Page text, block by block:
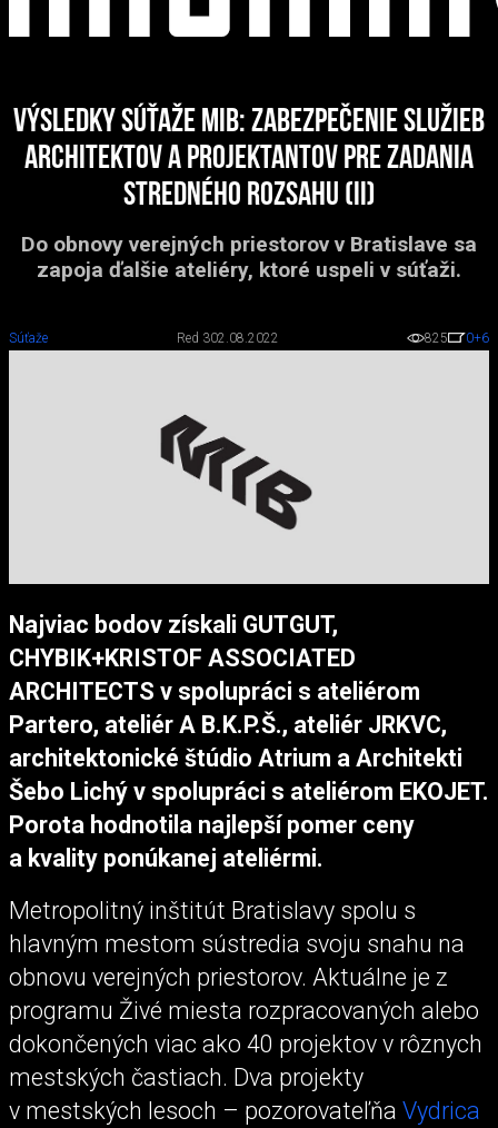
Výsledky súťaže MIB: Zabezpečenie služieb
architektov a projektantov pre zadania
stredného rozsahu (II)
Do obnovy verejných priestorov v Bratislave sa
zapoja ďalšie ateliéry, ktoré uspeli v súťaži.
Súťaže Red 302.08.2022 825 0+6
Najviac bodov získali GUTGUT,
CHYBIK+KRISTOF ASSOCIATED
ARCHITECTS v spolupráci s ateliérom
Partero, ateliér A B.K.P.Š., ateliér JRKVC,
architektonické štúdio Atrium a Architekti
Šebo Lichý v spolupráci s ateliérom EKOJET.
Porota hodnotila najlepší pomer ceny
a kvality ponúkanej ateliérmi.
Metropolitný inštitút Bratislavy spolu s
hlavným mestom sústredia svoju snahu na
obnovu verejných priestorov. Aktuálne je z
programu Živé miesta rozpracovaných alebo
dokončených viac ako 40 projektov v rôznych
mestských častiach. Dva projekty
v mestských lesoch – pozorovateľňa Vydrica